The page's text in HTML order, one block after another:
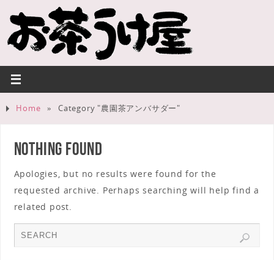
Home » Category "農園茶アンバサダー"
Nothing Found
Apologies, but no results were found for the
requested archive. Perhaps searching will help find a
related post.